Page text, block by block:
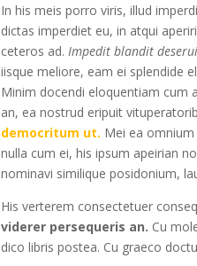
In his meis porro viris, illud
dictas imperdiet eu, in atqui
ceteros ad. Impedit blandit
iisque meliore, eam ei splendide
Minim docendi eloquentiam cum
an, ea nostrud eripuit
democritum ut. Mei ea
nulla cum ei, his ipsum apeirian
nominavi similique posidonium,
His verterem consectetuer
viderer persequeris an. Cu
dico libris postea. Cu graeco